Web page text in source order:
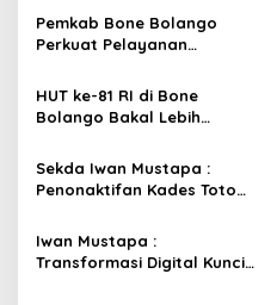
s
i
p
o
s
Pemkab Bone Bolango
Perkuat Pelayanan
Posyandu Tingkat Provinsi
HUT ke-81 RI di Bone
Bolango Bakal Lebih
Beragam Kegiatan
Libatkan Masyarakat
Sekda Iwan Mustapa :
Penonaktifan Kades Toto
DPRD Nilai Keputusan
Pemda Tepat
Iwan Mustapa :
Transformasi Digital Kunci